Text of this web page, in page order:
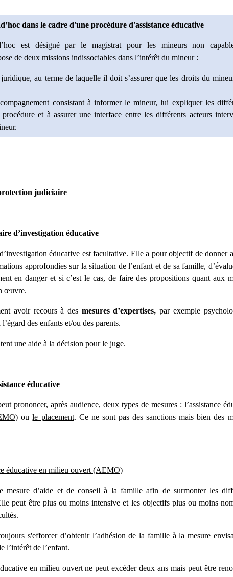
dans le cadre d'une procédure d'assistance éducative
est désigné par le magistrat pour les mineurs non
de deux missions indissociables dans l’intérêt du mineur :
au terme de laquelle il doit s’assurer que les droits du
consistant à informer le mineur, lui expliquer les
et à assurer une interface entre les différents acteurs
judiciaire
d’investigation éducative
éducative est facultative. Elle a pour objectif de donner
approfondies sur la situation de l’enfant et de sa famille,
en danger et si c’est le cas, de faire des propositions quant aux
œuvre.
avoir recours à des mesures d’expertises, par exemple
des enfants et/ou des parents.
une aide à la décision pour le juge.
éducative
prononcer, après audience, deux types de mesures : l’assistance
oule placement. Ce ne sont pas des sanctions mais bien des
éducative en milieu ouvert (AEMO)
mesure d’aide et de conseil à la famille afin de surmonter les
peut être plus ou moins intensive et les objectifs plus ou moins
s'efforcer d’obtenir l’adhésion de la famille à la mesure
l’intérêt de l’enfant.
en milieu ouvert ne peut excéder deux ans mais peut être